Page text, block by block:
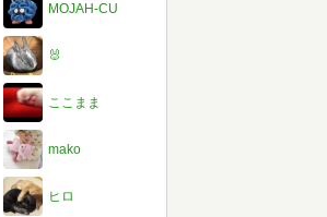
MOJAH-CU
🐰
ここまま
mako
ヒロ